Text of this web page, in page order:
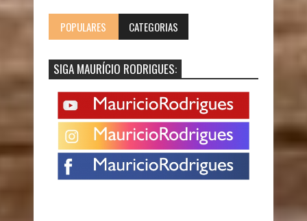
POPULARES CATEGORIAS
SIGA MAURÍCIO RODRIGUES: